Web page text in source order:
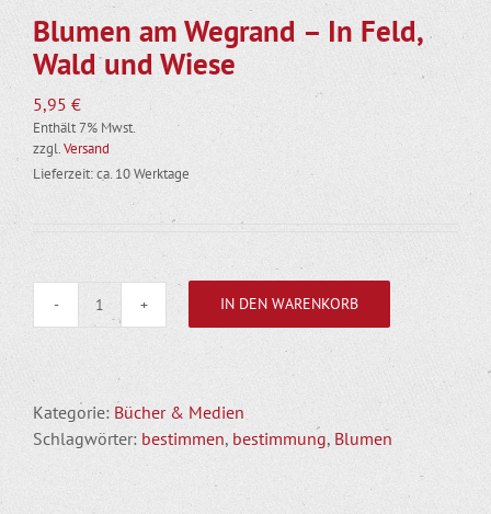
Blumen am Wegrand – In Feld,
Wald und Wiese
5,95 €
Enthält 7% Mwst.
zzgl.Versand
Lieferzeit: ca. 10 Werktage
Blumen
In
Feld,
Wald
IN DEN WARENKORB
Kategorie: Bücher & Medien
Schlagwörter: bestimmen, bestimmung, Blumen